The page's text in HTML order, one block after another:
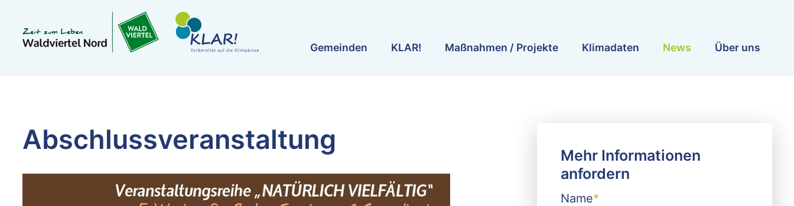
Gemeinden KLAR! Maßnahmen / Projekte Klimadaten News Über uns
Abschlussveranstaltung
Mehr Informationen
anfordern
Name*